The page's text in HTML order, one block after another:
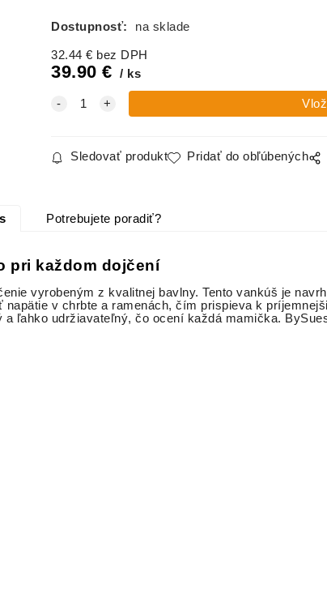
RÚŽOVÝ
Velvet
Velvet
Vankúš na
dojčenie,
VÁ
dojčenie,
Vankúš na
dojčenie,
dojčenie,
mušelín
dojčenie,
vzor
Dostupnosť: na sklade
32.44 € bez DPH
39.90 € ks
Sledovať produkt Pridať do obľúbených
Potrebujete poradiť?
pri každom dojčení
vyrobeným z kvalitnej bavlny. Tento vankúš je
v chrbte a ramenách, čím prispieva k
ľahko udržiavateľný, čo ocení každá mamička.